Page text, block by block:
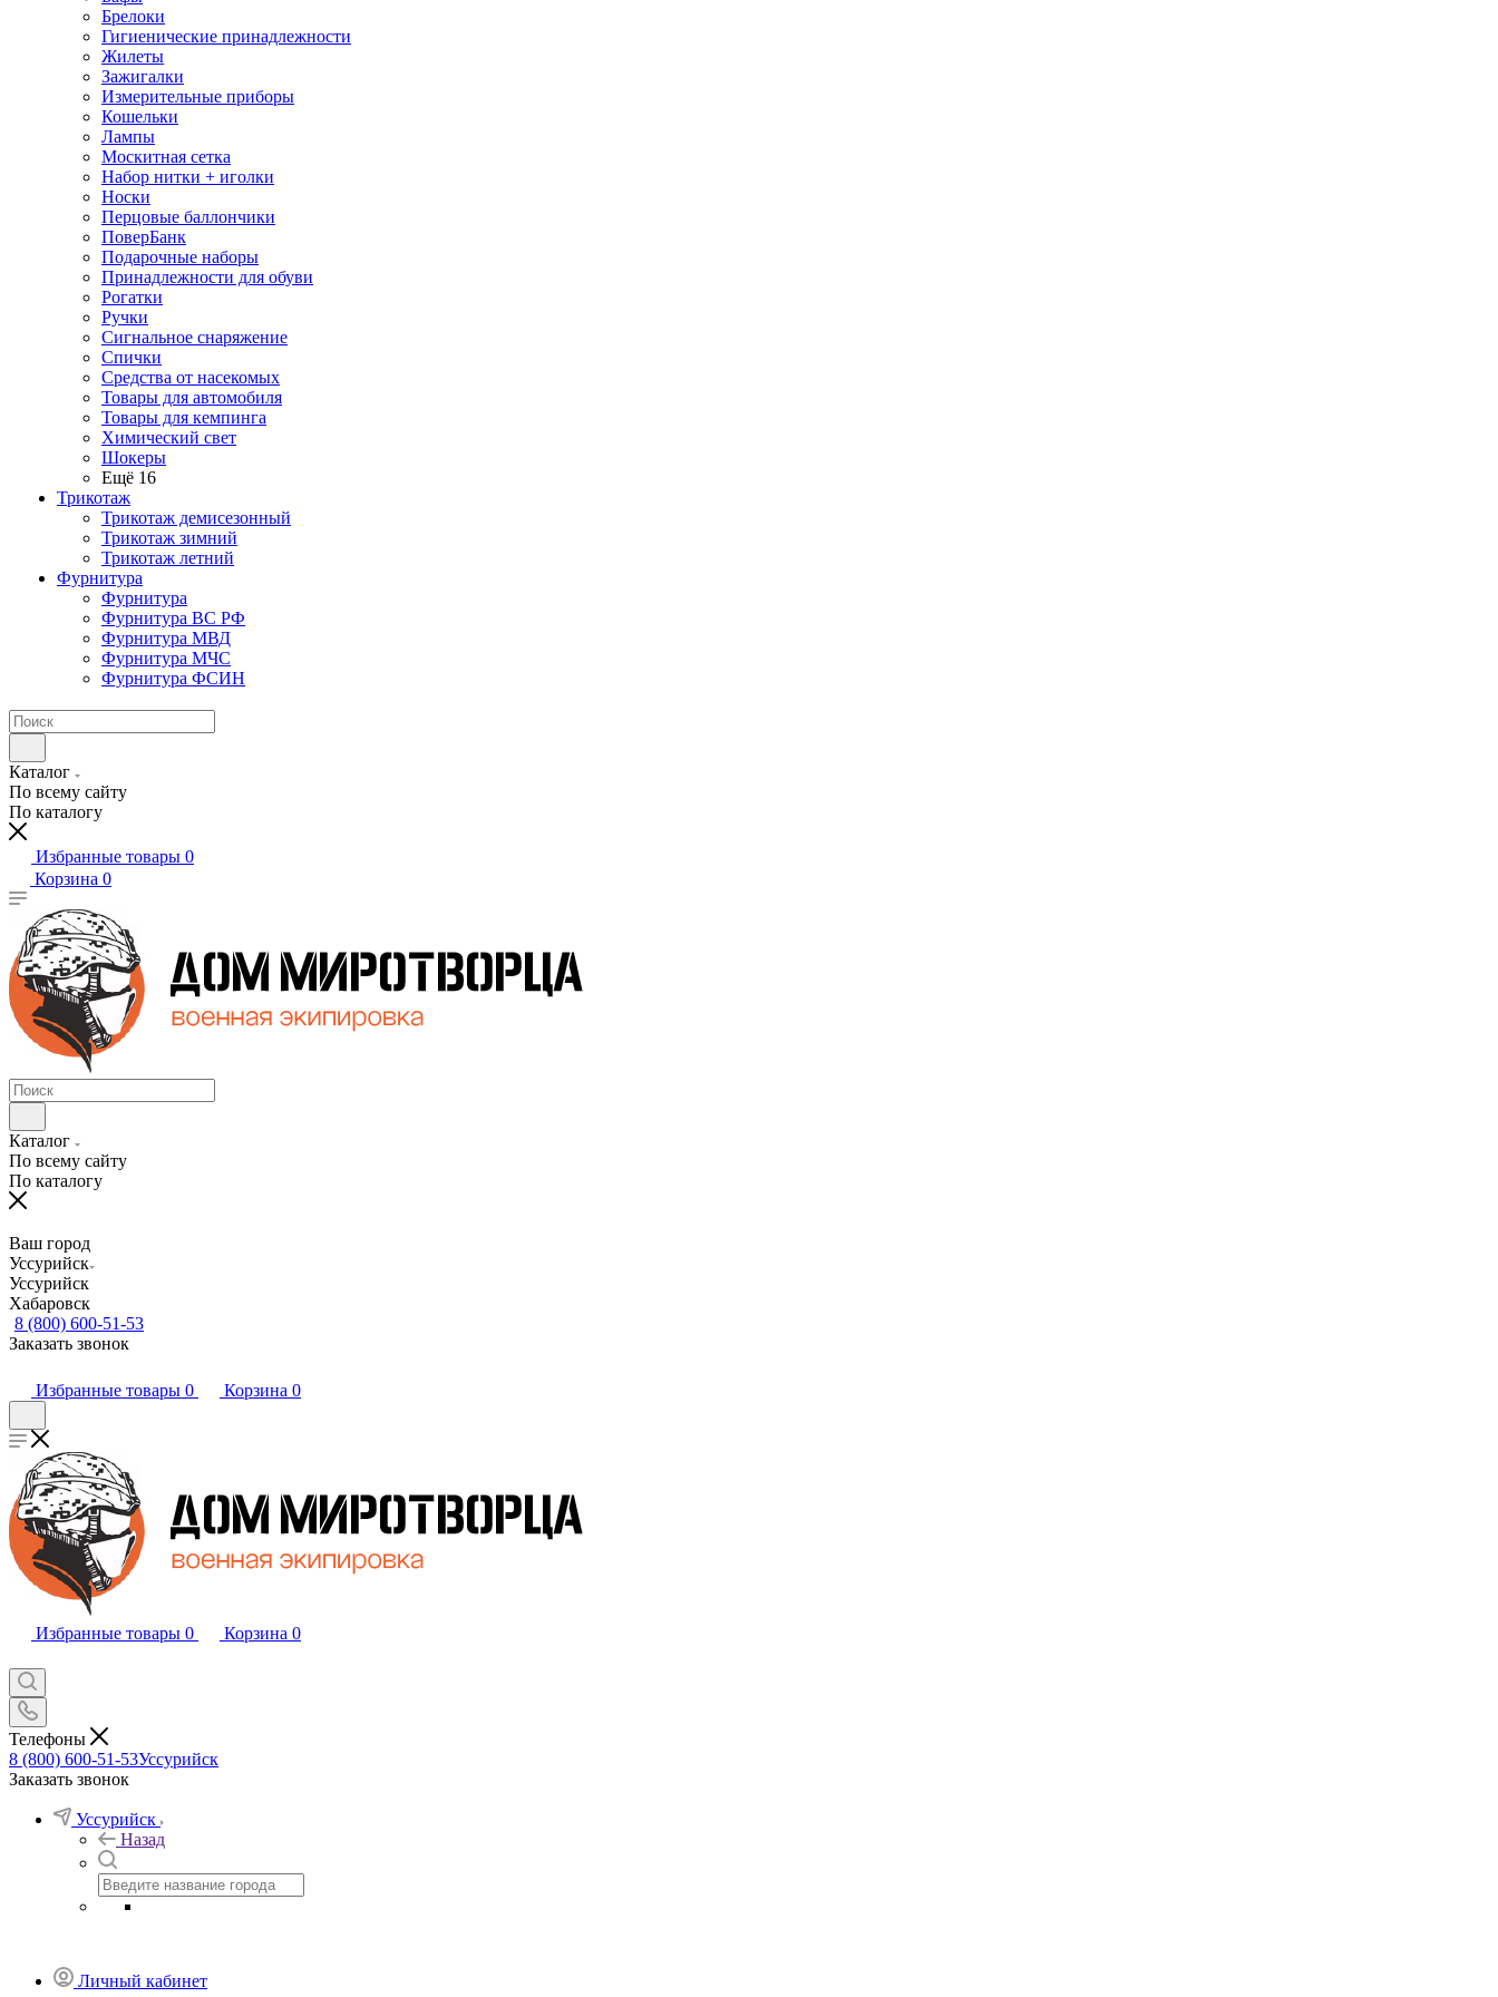
Брелоки
Гигиенические принадлежности
Жилеты
Зажигалки
Измерительные приборы
Кошельки
Лампы
Москитная сетка
Набор нитки + иголки
Носки
Перцовые баллончики
ПоверБанк
Подарочные наборы
Принадлежности для обуви
Рогатки
Ручки
Сигнальное снаряжение
Спички
Средства от насекомых
Товары для автомобиля
Товары для кемпинга
Химический свет
Шокеры
Ещё 16
Трикотаж
Трикотаж демисезонный
Трикотаж зимний
Трикотаж летний
Фурнитура
Фурнитура
Фурнитура ВС РФ
Фурнитура МВД
Фурнитура МЧС
Фурнитура ФСИН
Каталог
По всему сайту
По каталогу
Избранные товары 0
Корзина 0
Каталог
По всему сайту
По каталогу
Ваш город
Уссурийск
Уссурийск
Хабаровск
8 (800) 600-51-53
Заказать звонок
Избранные товары 0 Корзина 0
Избранные товары 0 Корзина 0
Телефоны
8 (800) 600-51-53Уссурийск
Заказать звонок
Уссурийск
Назад
Личный кабинет